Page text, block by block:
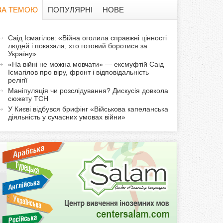
а
ф
о
м
ТЕМОЮ
а
ПОПУЛЯРНІ НОВЕ
Саід Ісмагілов: «Війна оголила справжні цінності
людей і показала, хто готовий боротися за
Україну»
«На війні не можна мовчати» — ексмуфтій Саід
Ісмагілов про віру, фронт і відповідальність
релігії
Маніпуляція чи розслідування? Дискусія довкола
сюжету ТСН
У Києві відбувся брифінг «Військова капеланська
діяльність у сучасних умовах війни»